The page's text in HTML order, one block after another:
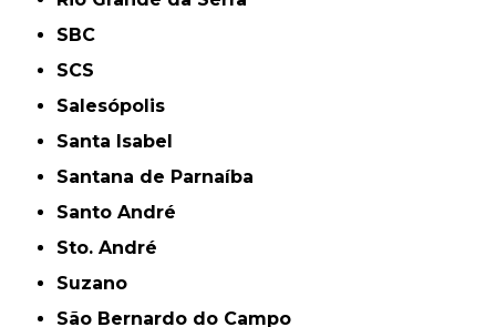
SBC
SCS
Salesópolis
Santa Isabel
Santana de Parnaíba
Santo André
Sto. André
Suzano
São Bernardo do Campo